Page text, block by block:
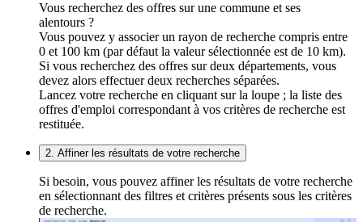
Vous recherchez des offres sur une commune et ses
alentours ?
Vous pouvez y associer un rayon de recherche compris entre
0 et 100 km (par défaut la valeur sélectionnée est de 10 km).
Si vous recherchez des offres sur deux départements, vous
devez alors effectuer deux recherches séparées.
Lancez votre recherche en cliquant sur la loupe ; la liste des
offres d'emploi correspondant à vos critères de recherche est
restituée.
2. Affiner les résultats de votre recherche
Si besoin, vous pouvez affiner les résultats de votre recherche
en sélectionnant des filtres et critères présents sous les critères
de recherche.